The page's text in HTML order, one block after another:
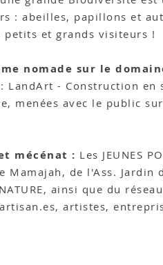
: abeilles, papillons et
petits et grands visiteurs !
nomade sur le
LandArt - Construction en
menées avec le public
mécénat : Les JEUNES
Mamajah, de l'Ass. Jardin
ainsi que du
artistes,